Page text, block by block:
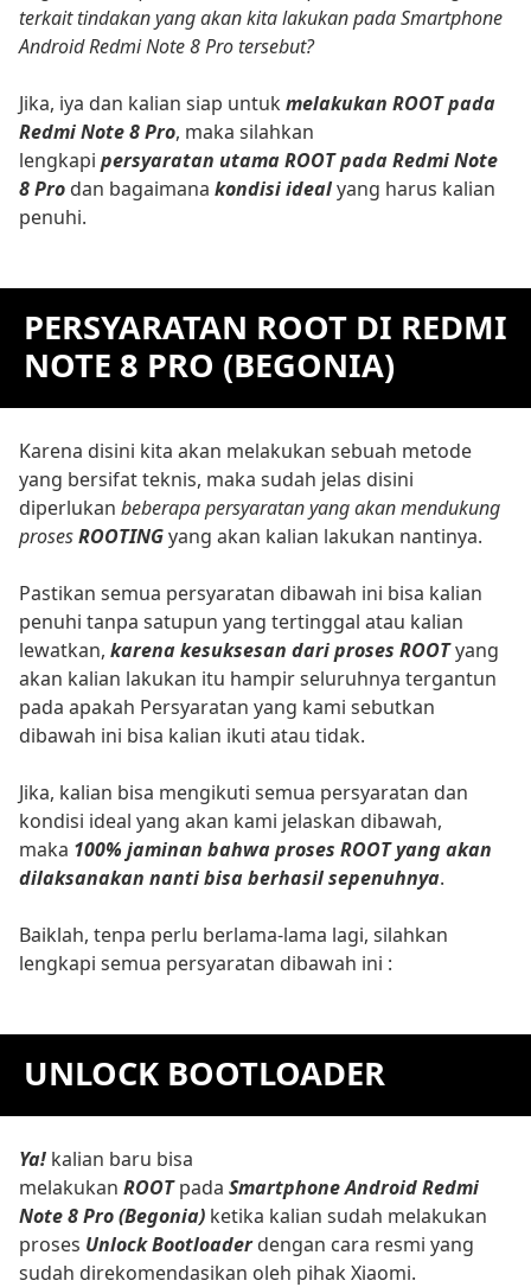
terkait tindakan yang akan kita lakukan pada Smartphone
Android Redmi Note 8 Pro tersebut?
Jika, iya dan kalian siap untukmelakukan ROOT pada
Redmi Note 8 Pro, maka silahkan
lengkapi persyaratan utama ROOT pada Redmi Note
8 Pro dan bagaimana kondisi idealyang harus kalian
penuhi.
PERSYARATAN ROOT DI REDMI
NOTE 8 PRO (BEGONIA)
Karena disini kita akan melakukan sebuah metode
yang bersifat teknis, maka sudah jelas disini
diperlukan beberapa persyaratan yang akan mendukung
prosesROOTINGyang akan kalian lakukan nantinya.
Pastikan semua persyaratan dibawah ini bisa kalian
penuhi tanpa satupun yang tertinggal atau kalian
lewatkan, karena kesuksesan dari proses ROOTyang
akan kalian lakukan itu hampir seluruhnya tergantun
pada apakah Persyaratan yang kami sebutkan
dibawah ini bisa kalian ikuti atau tidak.
Jika, kalian bisa mengikuti semua persyaratan dan
kondisi ideal yang akan kami jelaskan dibawah,
maka 100% jaminan bahwa proses ROOT yang akan
dilaksanakan nanti bisa berhasil sepenuhnya.
Baiklah, tenpa perlu berlama-lama lagi, silahkan
lengkapi semua persyaratan dibawah ini :
UNLOCK BOOTLOADER
Ya! kalian baru bisa
melakukan ROOTpada Smartphone Android Redmi
Note 8 Pro (Begonia) ketika kalian sudah melakukan
proses Unlock Bootloaderdengan cara resmi yang
sudah direkomendasikan oleh pihak Xiaomi.